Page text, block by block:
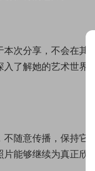
次分享，不会在
了解她的艺术世
随意传播，保持
能够继续为真正欣